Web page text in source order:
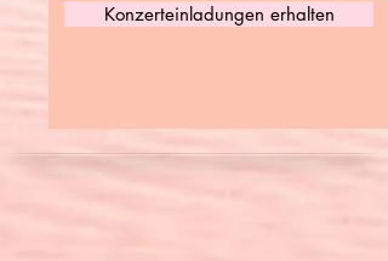
Konzerteinladungen erhalten